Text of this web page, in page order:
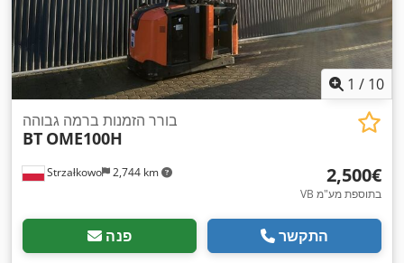
1 / 10
Strzałkowo 2,744 km
בורר הזמנות ברמה גבוהה
BT OME100H
‏2,500 ‏€
VB בתוספת מע"מ
פנה התקשר